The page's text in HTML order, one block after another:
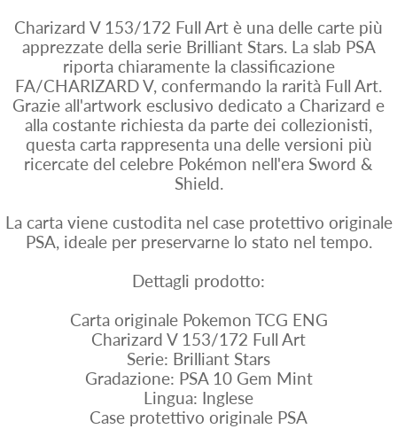
Charizard V 153/172 Full Art è una delle carte più
apprezzate della serie Brilliant Stars. La slab PSA
riporta chiaramente la classificazione
FA/CHARIZARD V, confermando la rarità Full Art.
Grazie all'artwork esclusivo dedicato a Charizard e
alla costante richiesta da parte dei collezionisti,
questa carta rappresenta una delle versioni più
ricercate del celebre Pokémon nell'era Sword &
Shield.
La carta viene custodita nel case protettivo originale
PSA, ideale per preservarne lo stato nel tempo.
Dettagli prodotto:
Carta originale Pokemon TCG ENG
Charizard V 153/172 Full Art
Serie: Brilliant Stars
Gradazione: PSA 10 Gem Mint
Lingua: Inglese
Case protettivo originale PSA